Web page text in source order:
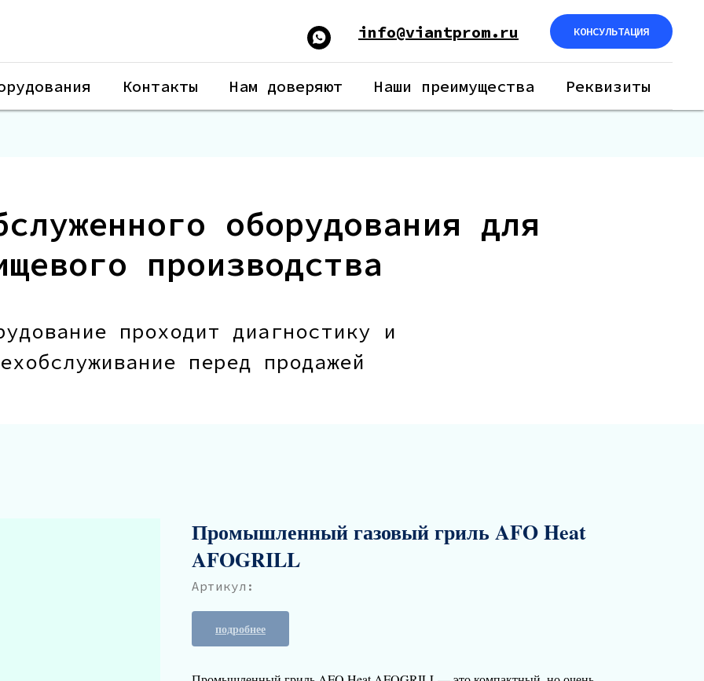
info@viantprom.ru КОНСУЛЬТАЦИЯ
Контакты Нам доверяют Наши преимущества Реквизиты
оборудования для
производства
проходит диагностику и
перед продажей
Промышленный газовый гриль AFO Heat
AFOGRILL
Артикул:
подробнее